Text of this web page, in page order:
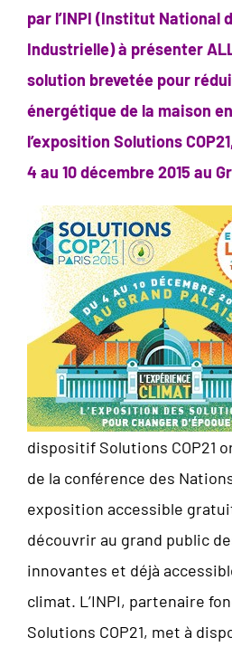
par l’INPI (Institut National
Industrielle) à présenter
solution brevetée pour
énergétique de la maison
l’exposition Solutions
4 au 10 décembre 2015 au
dispositif Solutions COP21
de la conférence des
exposition accessible
découvrir au grand public
innovantes et déjà
climat. L’INPI, partenaire
Solutions COP21, met à